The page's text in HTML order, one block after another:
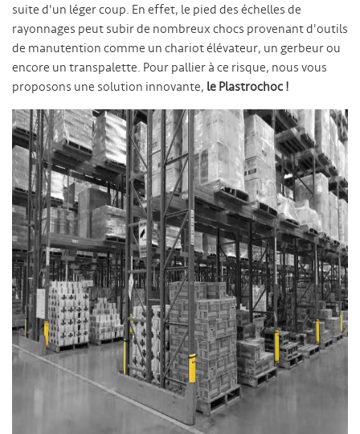
suite d'un léger coup. En effet, le pied des échelles de
rayonnages peut subir de nombreux chocs provenant d'outils
de manutention comme un chariot élévateur, un gerbeur ou
encore un transpalette. Pour pallier à ce risque, nous vous
proposons une solution innovante, le Plastrochoc !